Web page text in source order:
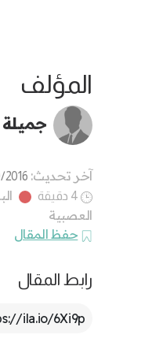
المؤلف
آخر تحديث: 2016
4 دقيقة
العصبية
حفظ المقال
رابط المقال